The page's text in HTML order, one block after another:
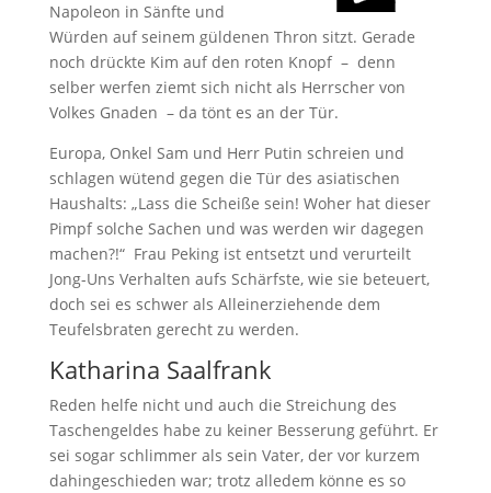
Napoleon in Sänfte und
Würden auf seinem güldenen Thron sitzt. Gerade
noch drückte Kim auf den roten Knopf – denn
selber werfen ziemt sich nicht als Herrscher von
Volkes Gnaden – da tönt es an der Tür.
Europa, Onkel Sam und Herr Putin schreien und
schlagen wütend gegen die Tür des asiatischen
Haushalts: „Lass die Scheiße sein! Woher hat dieser
Pimpf solche Sachen und was werden wir dagegen
machen?!“ Frau Peking ist entsetzt und verurteilt
Jong-Uns Verhalten aufs Schärfste, wie sie beteuert,
doch sei es schwer als Alleinerziehende dem
Teufelsbraten gerecht zu werden.
Katharina Saalfrank
Reden helfe nicht und auch die Streichung des
Taschengeldes habe zu keiner Besserung geführt. Er
sei sogar schlimmer als sein Vater, der vor kurzem
dahingeschieden war; trotz alledem könne es so